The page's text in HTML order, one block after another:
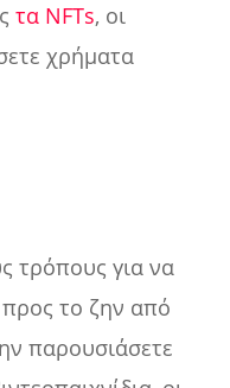
τα NFTs, οι
χρήματα
τρόπους για να
προς το ζην από
παρουσιάσετε